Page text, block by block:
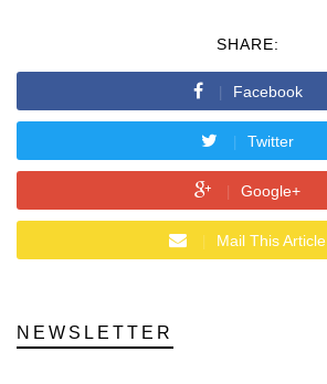
SHARE:
Facebook
Twitter
Google+
Mail This Article
NEWSLETTER